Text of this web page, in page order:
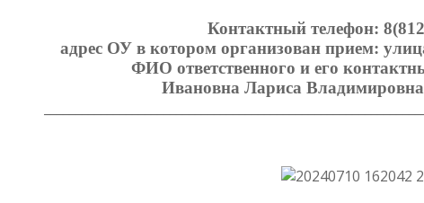
Контактный телефон:
адрес ОУ в котором организован прием:
ФИО ответственного и его
Ивановна Лариса Владимировна